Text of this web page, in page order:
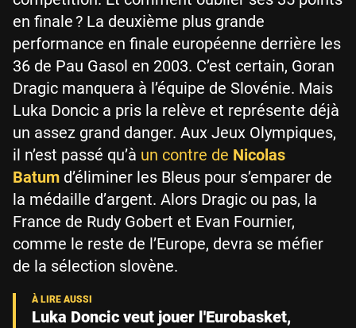
en finale ? La deuxième plus grande
performance en finale européenne derrière les
36 de Pau Gasol en 2003. C’est certain, Goran
Dragic manquera à l’équipe de Slovénie. Mais
Luka Doncic a pris la relève et représente déjà
un assez grand danger. Aux Jeux Olympiques,
il n’est passé qu’à un contre de Nicolas
Batum d’éliminer les Bleus pour s’emparer de
la médaille d’argent. Alors Dragic ou pas, la
France de Rudy Gobert et Evan Fournier,
comme le reste de l’Europe, devra se méfier
de la sélection slovène.
Luka Doncic veut jouer l'Eurobasket,